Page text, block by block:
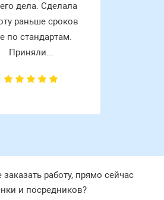
дела. Сделала
раньше сроков
по стандартам.
Приняли...
заказать работу, прямо сейчас
и посредников?